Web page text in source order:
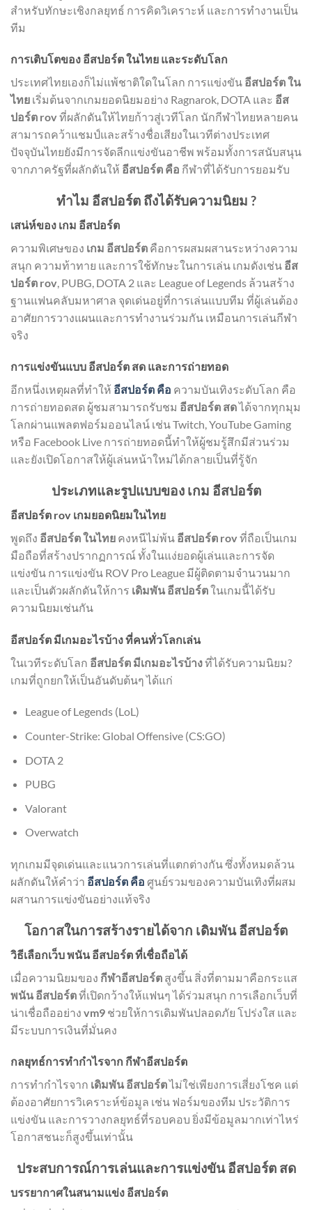
สำหรับทักษะเชิงกลยุทธ์ การคิดวิเคราะห์ และการทำงานเป็น
ทีม
การเติบโตของ อีสปอร์ต ในไทย และระดับโลก
ประเทศไทยเองก็ไม่แพ้ชาติใดในโลก การแข่งขัน อีสปอร์ต ใน
ไทย เริ่มต้นจากเกมยอดนิยมอย่าง Ragnarok, DOTA และ อีส
ปอร์ต rovที่ผลักดันให้ไทยก้าวสู่เวทีโลก นักกีฬาไทยหลายคน
สามารถคว้าแชมป์และสร้างชื่อเสียงในเวทีต่างประเทศ
ปัจจุบันไทยยังมีการจัดลีกแข่งขันอาชีพ พร้อมทั้งการสนับสนุน
จากภาครัฐที่ผลักดันให้ อีสปอร์ต คือ กีฬาที่ได้รับการยอมรับ
ทำไม อีสปอร์ต ถึงได้รับความนิยม ?
เสน่ห์ของ เกม อีสปอร์ต
ความพิเศษของ เกม อีสปอร์ต คือการผสมผสานระหว่างความ
สนุก ความท้าทาย และการใช้ทักษะในการเล่น เกมดังเช่น อีส
ปอร์ต rov , PUBG, DOTA 2 และ League of Legends ล้วนสร้าง
ฐานแฟนคลับมหาศาล จุดเด่นอยู่ที่การเล่นแบบทีม ที่ผู้เล่นต้อง
อาศัยการวางแผนและการทำงานร่วมกัน เหมือนการเล่นกีฬา
จริง
การแข่งขันแบบ อีสปอร์ต สด และการถ่ายทอด
อีกหนึ่งเหตุผลที่ทำให้ อีสปอร์ต คือ ความบันเทิงระดับโลก คือ
การถ่ายทอดสด ผู้ชมสามารถรับชม อีสปอร์ต สดได้จากทุกมุม
โลกผ่านแพลตฟอร์มออนไลน์ เช่น Twitch, YouTube Gaming
หรือ Facebook Live การถ่ายทอดนี้ทำให้ผู้ชมรู้สึกมีส่วนร่วม
และยังเปิดโอกาสให้ผู้เล่นหน้าใหม่ได้กลายเป็นที่รู้จัก
ประเภทและรูปแบบของ เกม อีสปอร์ต
อีสปอร์ต rov เกมยอดนิยมในไทย
พูดถึง อีสปอร์ต ในไทย คงหนีไม่พ้น อีสปอร์ต rovที่ถือเป็นเกม
มือถือที่สร้างปรากฏการณ์ ทั้งในแง่ยอดผู้เล่นและการจัด
แข่งขัน การแข่งขัน ROV Pro League มีผู้ติดตามจำนวนมาก
และเป็นตัวผลักดันให้การ เดิมพัน อีสปอร์ตในเกมนี้ได้รับ
ความนิยมเช่นกัน
อีสปอร์ต มีเกมอะไรบ้าง ที่คนทั่วโลกเล่น
ในเวทีระดับโลก อีสปอร์ต มีเกมอะไรบ้างที่ได้รับความนิยม?
เกมที่ถูกยกให้เป็นอันดับต้นๆ ได้แก่
League of Legends (LoL)
Counter-Strike: Global Offensive (CS:GO)
DOTA 2
PUBG
Valorant
Overwatch
ทุกเกมมีจุดเด่นและแนวการเล่นที่แตกต่างกัน ซึ่งทั้งหมดล้วน
ผลักดันให้คำว่า อีสปอร์ต คือ ศูนย์รวมของความบันเทิงที่ผสม
ผสานการแข่งขันอย่างแท้จริง
โอกาสในการสร้างรายได้จาก เดิมพัน อีสปอร์ต
วิธีเลือกเว็บ พนัน อีสปอร์ต ที่เชื่อถือได้
เมื่อความนิยมของ กีฬาอีสปอร์ต สูงขึ้น สิ่งที่ตามมาคือกระแส
พนัน อีสปอร์ตที่เปิดกว้างให้แฟนๆ ได้ร่วมสนุก การเลือกเว็บที่
น่าเชื่อถืออย่าง vm9 ช่วยให้การเดิมพันปลอดภัย โปร่งใส และ
มีระบบการเงินที่มั่นคง
กลยุทธ์การทำกำไรจาก กีฬาอีสปอร์ต
การทำกำไรจาก เดิมพัน อีสปอร์ตไม่ใช่เพียงการเสี่ยงโชค แต่
ต้องอาศัยการวิเคราะห์ข้อมูล เช่น ฟอร์มของทีม ประวัติการ
แข่งขัน และการวางกลยุทธ์ที่รอบคอบ ยิ่งมีข้อมูลมากเท่าไหร่
โอกาสชนะก็สูงขึ้นเท่านั้น
ประสบการณ์การเล่นและการแข่งขัน อีสปอร์ต สด
บรรยากาศในสนามแข่ง อีสปอร์ต